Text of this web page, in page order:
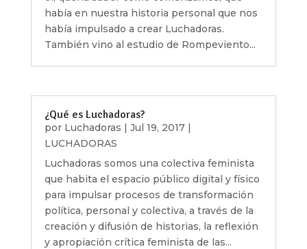
había en nuestra historia personal que nos
había impulsado a crear Luchadoras.
También vino al estudio de Rompeviento...
¿Qué es Luchadoras?
por Luchadoras | Jul 19, 2017|
LUCHADORAS
Luchadoras somos una colectiva feminista
que habita el espacio público digital y físico
para impulsar procesos de transformación
política, personal y colectiva, a través de la
creación y difusión de historias, la reflexión
y apropiación crítica feminista de las...